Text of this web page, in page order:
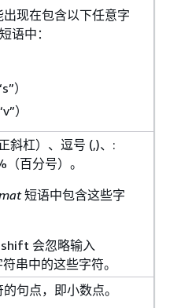
现在包含以下任意字
语中：
）
）
斜杠）、逗号 (,)、:
（百分号）。
短语中包含这些字
会忽略输入
符串中的这些字符。
句点，即小数点。